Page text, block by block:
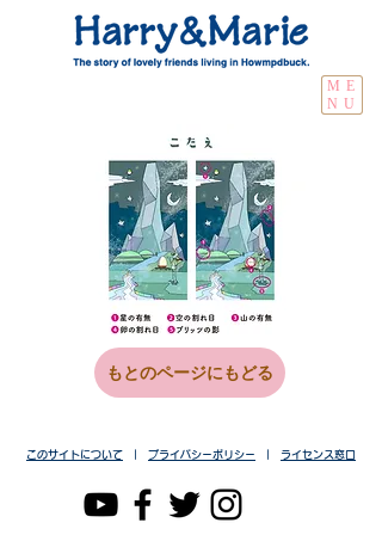
ME
NU
もとのページにもどる
このサイトについて プライバシーポリシー ライセンス窓口